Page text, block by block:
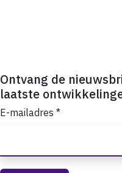
Ontvang de
laatste
E-mailadres *